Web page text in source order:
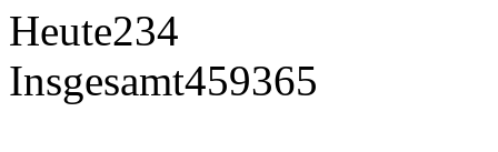
Heute234
Insgesamt459365